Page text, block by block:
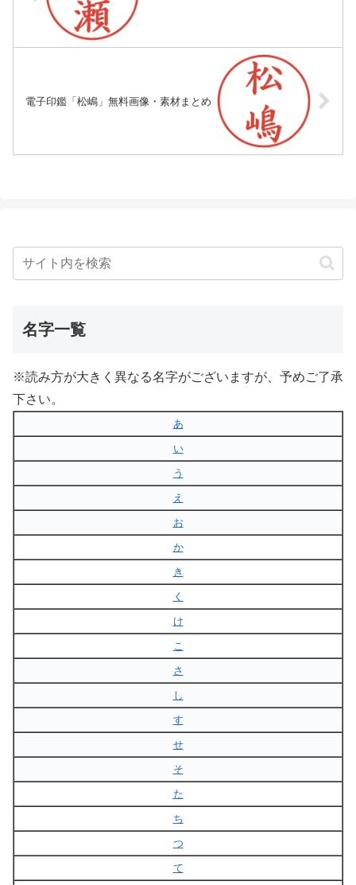
電子印鑑「松嶋」無料画像・素材まとめ
名字一覧
※読み方が大きく異なる名字がございますが、予めご了承
下さい。
あ
い
う
え
お
か
き
く
け
こ
さ
し
す
せ
そ
た
ち
つ
て